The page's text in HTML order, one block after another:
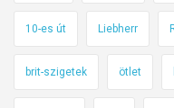
10-es út Liebherr
brit-szigetek ötlet